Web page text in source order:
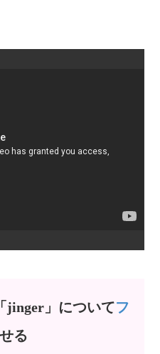
jinger」についてフ
る